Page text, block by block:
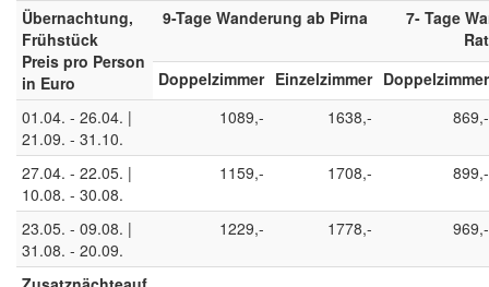
Übernachtung,
Frühstück
Preis pro Person
in Euro
9-Tage Wanderung ab Pirna
7- Tage
Doppelzimmer Einzelzimmer Doppelzimmer
01.04. - 26.04. |
21.09. - 31.10.
1089,- 1638,- 869,-
27.04. - 22.05. |
10.08. - 30.08.
1159,- 1708,- 899,-
23.05. - 09.08. |
31.08. - 20.09.
1229,- 1778,- 969,-